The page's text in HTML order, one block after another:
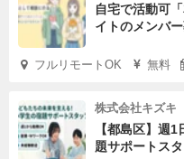
自宅で活動可
イトのメンバー
フルリモートOK 無料
株式会社キズキ
【都島区】週
題サポートス